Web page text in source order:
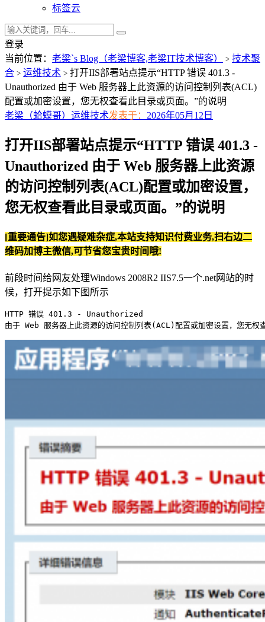
标签云
登录
当前位置： 老梁`s Blog（老梁博客,老梁IT技术博客） > 技术聚
合 > 运维技术 > 打开IIS部署站点提示“HTTP 错误 401.3 -
Unauthorized 由于 Web 服务器上此资源的访问控制列表(ACL)
配置或加密设置，您无权查看此目录或页面。”的说明
老梁（蛤蟆哥） 运维技术发表于： 2026年05月12日
打开IIS部署站点提示“HTTP 错误 401.3 -
Unauthorized 由于 Web 服务器上此资源
的访问控制列表(ACL)配置或加密设置，
您无权查看此目录或页面。”的说明
[重要通告]如您遇疑难杂症,本站支持知识付费业务,扫右边二
维码加博主微信,可节省您宝贵时间哦!
前段时间给网友处理Windows 2008R2 IIS7.5一个.net网站的时
候，打开提示如下图所示
HTTP 错误 401.3 - Unauthorized
由于 Web 服务器上此资源的访问控制列表(ACL)配置或加密设置，您无权